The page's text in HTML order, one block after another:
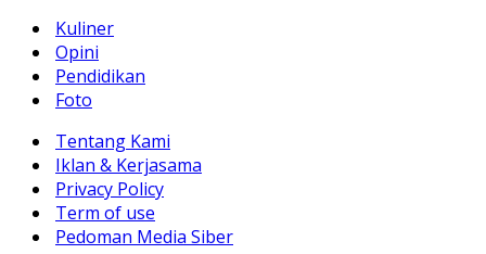
Kuliner
Opini
Pendidikan
Foto
Tentang Kami
Iklan & Kerjasama
Privacy Policy
Term of use
Pedoman Media Siber